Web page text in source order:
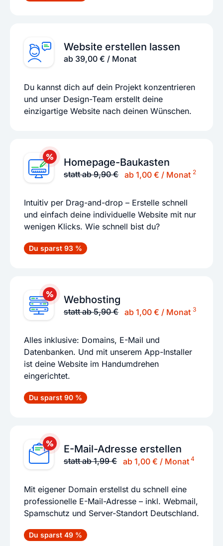
Website erstellen lassen
ab 39,00 € / Monat
Du kannst dich auf dein Projekt konzentrieren
und unser Design-Team erstellt deine
einzigartige Website nach deinen Wünschen.
Homepage-Baukasten
statt ab 9,90 € ab 1,00 € / Monat 2
Intuitiv per Drag-and-drop – Erstelle schnell
und einfach deine individuelle Website mit nur
wenigen Klicks. Wie schnell bist du?
Du sparst 93 %
Webhosting
statt ab 5,90 € ab 1,00 € / Monat 3
Alles inklusive: Domains, E-Mail und
Datenbanken. Und mit unserem App-Installer
ist deine Website im Handumdrehen
eingerichtet.
Du sparst 90 %
E-Mail-Adresse erstellen
statt ab 1,99 € ab 1,00 € / Monat4
Mit eigener Domain erstellst du schnell eine
professionelle E-Mail-Adresse – inkl. Webmail,
Spamschutz und Server-Standort Deutschland.
Du sparst 49 %